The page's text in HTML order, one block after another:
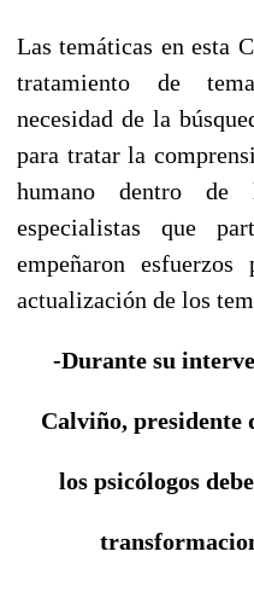
Las temáticas en esta
tratamiento de
necesidad de la
para tratar la
humano dentro de
especialistas que
empeñaron
actualización de los
-Durante su
Calviño, presidente
los psicólogos